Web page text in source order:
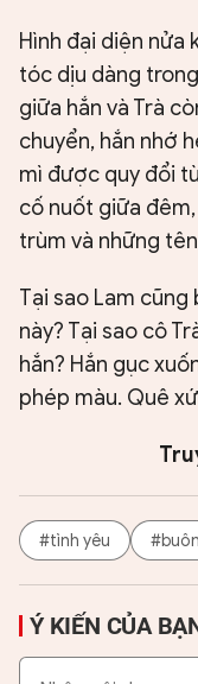
Hình đại diện nửa
tóc dịu dàng
giữa hắn và Trà
chuyển, hắn nhớ
mì được quy đổi
cố nuốt giữa
trùm và những
Tại sao Lam
này? Tại sao cô
hắn? Hắn gục
phép màu. Quê
#tình yêu
Ý KIẾN CỦA